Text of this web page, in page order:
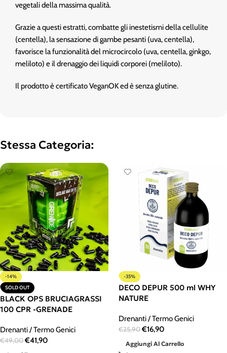
vegetali della massima qualità.
Grazie a questi estratti, combatte gli inestetismi della cellulite
(centella), la sensazione di gambe pesanti (uva, centella),
favorisce la funzionalità del microcircolo (uva, centella, ginkgo,
meliloto) e il drenaggio dei liquidi corporei (meliloto).
Il prodotto è certificato VeganOK ed è senza glutine.
Stessa Categoria:
-14%
SOLD OUT
BLACK OPS BRUCIAGRASSI
100 CPR -GRENADE
Drenanti / Termo Genici
€49,00€41,90
-35%
DECO DEPUR 500 ml WHY
NATURE
Drenanti / Termo Genici
€25,90€16,90
Aggiungi Al Carrello